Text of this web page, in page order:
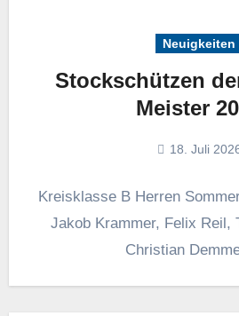
Neuigkeiten
Stockschützen
Meister
18. Juli
Kreisklasse B Herren
Jakob Krammer, Felix Reil,
Christian